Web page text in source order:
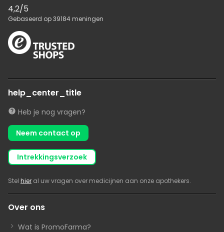
4,2/5
Gebaseerd op39184 meningen
help_center_title
Heb je nog vragen?
Neem contact op
intrekkingsverzoek
Stel hier al uw vragen over medicijnen aan onze apothekers.
Over ons
Wat is PromoFarma?